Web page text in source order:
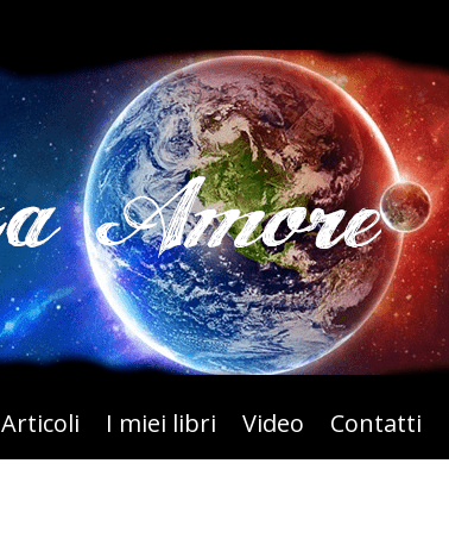
Articoli I miei libri Video Contatti